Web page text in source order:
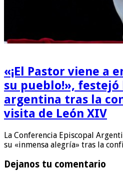
«¡El Pastor viene a
su pueblo!», festejó
argentina tras la
visita de León XIV
La Conferencia Episcopal
su «inmensa alegría» tras la
Dejanos tu comentario